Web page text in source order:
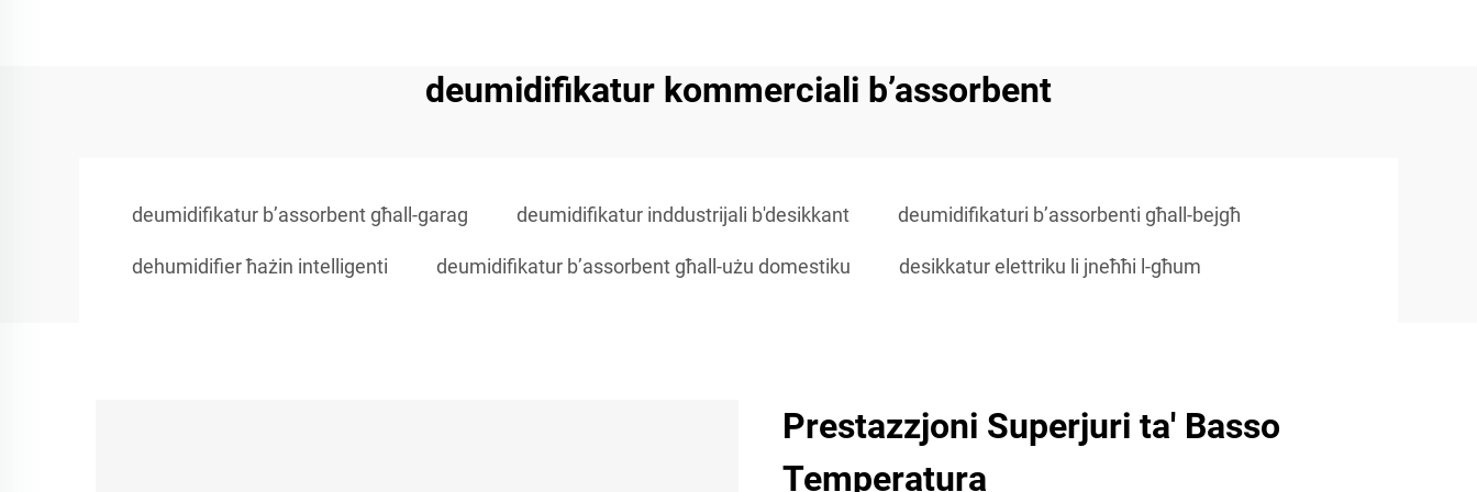
deumidifikatur kommerciali b’assorbent
deumidifikatur b’assorbent għall-garag deumidifikatur inddustrijali b'desikkant deumidifikaturi b’assorbenti għall-bejgħ
dehumidifier ħażin intelligenti deumidifikatur b’assorbent għall-użu domestiku desikkatur elettriku li jneħħi l-għum
Prestazzjoni Superjuri ta' Basso
Temperatura